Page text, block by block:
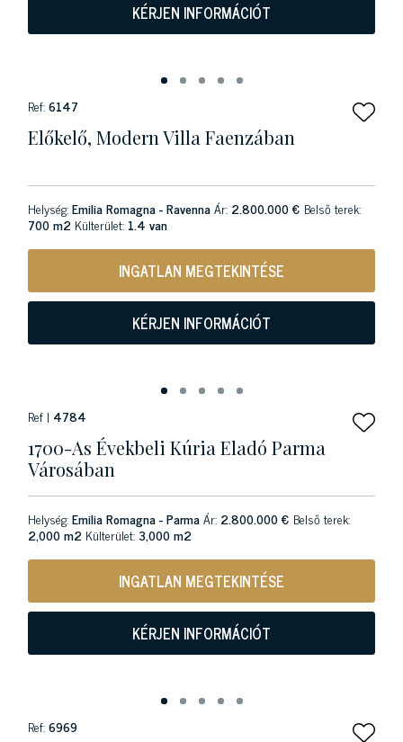
KÉRJEN INFORMÁCIÓT
Ref:6147
Előkelő, Modern Villa Faenzában
Helység:Emilia Romagna - RavennaÁr: 2.800.000 € Belső terek:
700 m2 Külterület: 1.4 van
INGATLAN MEGTEKINTÉSE
KÉRJEN INFORMÁCIÓT
Ref | 4784
1700-As Évekbeli Kúria Eladó Parma
Városában
Helység:Emilia Romagna - ParmaÁr: 2.800.000 € Belső terek:
2,000 m2 Külterület:3,000 m2
INGATLAN MEGTEKINTÉSE
KÉRJEN INFORMÁCIÓT
Ref:6969